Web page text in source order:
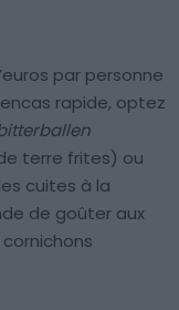
par personne
rapide, optez
terre frites) ou
cuites à la
de goûter aux